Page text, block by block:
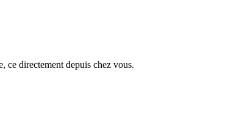
ce directement depuis chez vous.